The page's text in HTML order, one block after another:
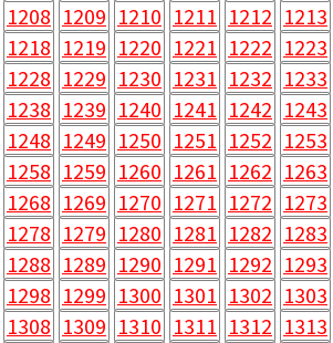
1208 1209 1210 1211 1212 1213
1218 1219 1220 1221 1222 1223
1228 1229 1230 1231 1232 1233
1238 1239 1240 1241 1242 1243
1248 1249 1250 1251 1252 1253
1258 1259 1260 1261 1262 1263
1268 1269 1270 1271 1272 1273
1278 1279 1280 1281 1282 1283
1288 1289 1290 1291 1292 1293
1298 1299 1300 1301 1302 1303
1308 1309 1310 1311 1312 1313